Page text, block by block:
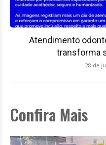
Atendimento
transforma
28 de
Confira Mais